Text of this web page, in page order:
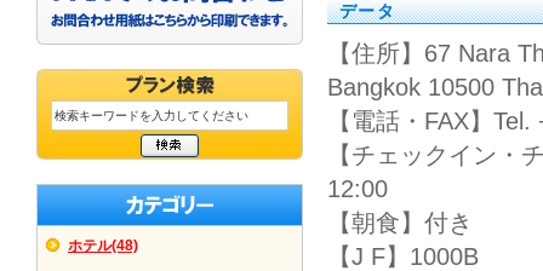
データ
【住所】67 Nara
Bangkok 10500
【電話・FAX】
【チェックイン・
12:00
【朝食】付き
【J F】1000B
ホテル(48)